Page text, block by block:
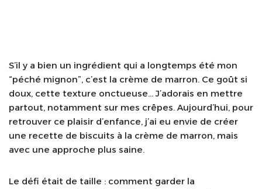
S’il y a bien un ingrédient qui a longtemps été mon
“péché mignon”, c’est la crème de marron. Ce goût si
doux, cette texture onctueuse… J’adorais en mettre
partout, notamment sur mes crêpes. Aujourd’hui, pour
retrouver ce plaisir d’enfance, j’ai eu envie de créer
une recette de biscuits à la crème de marron, mais
avec une approche plus saine.
Le défi était de taille : comment garder la